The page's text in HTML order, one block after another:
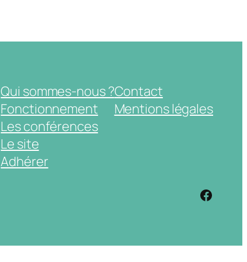
Qui sommes-nous ?
Fonctionnement
Les conférences
Le site
Adhérer
Contact
Mentions légales